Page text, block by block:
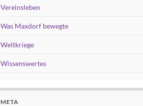
Vereinsleben
Was Maxdorf bewegte
Weltkriege
Wissenswertes
META